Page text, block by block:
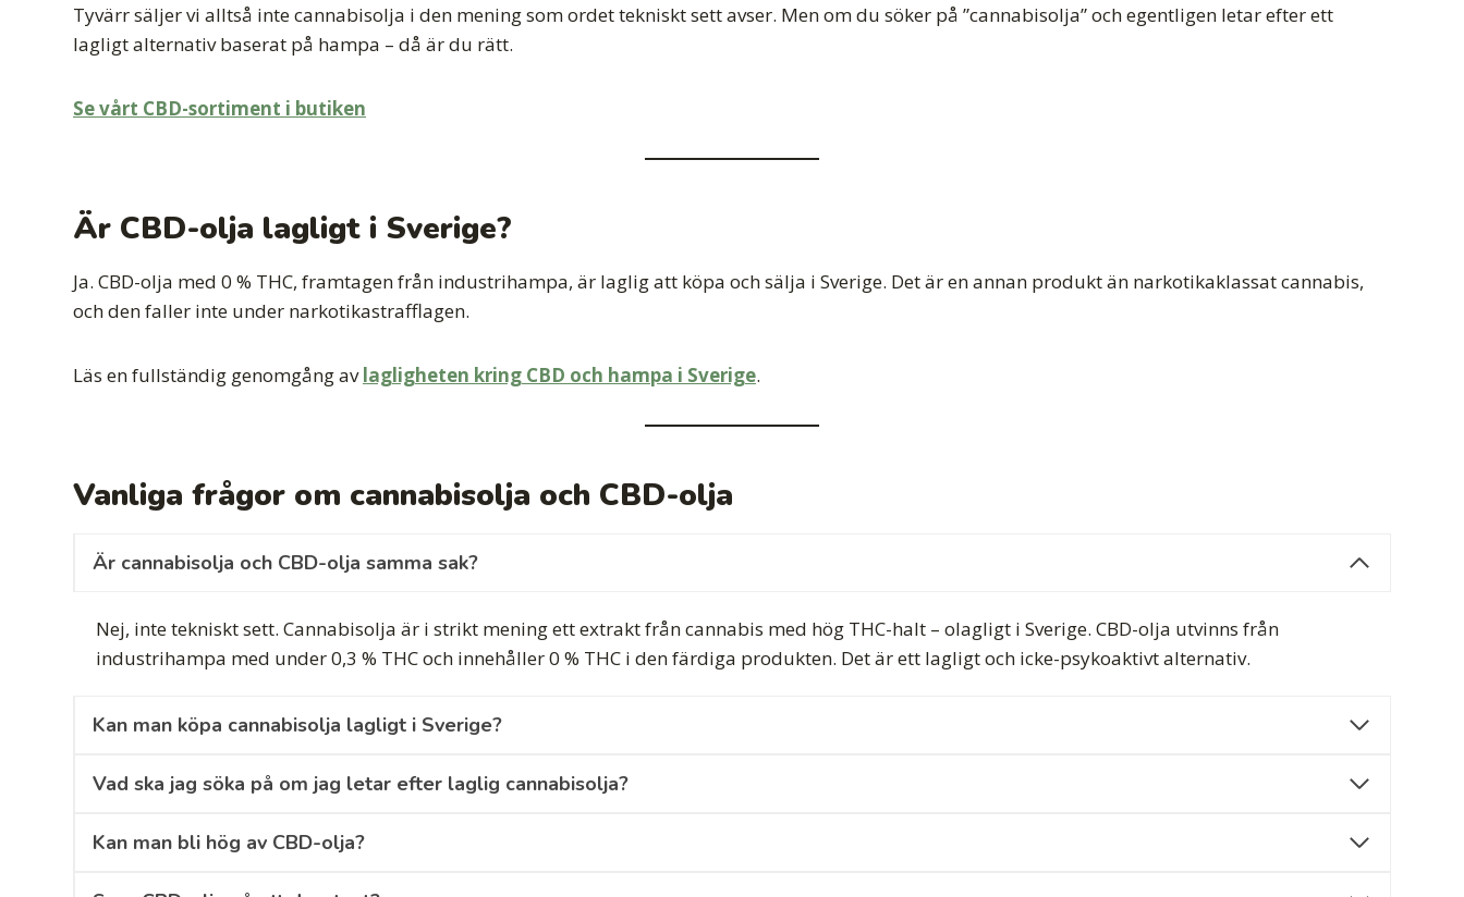
Tyvärr säljer vi alltså inte cannabisolja i den mening som ordet tekniskt sett avser. Men om du söker på ”cannabisolja” och egentligen letar efter ett
lagligt alternativ baserat på hampa – då är du rätt.
Se vårt CBD-sortiment i butiken
Är CBD-olja lagligt i Sverige?
Ja. CBD-olja med 0 % THC, framtagen från industrihampa, är laglig att köpa och sälja i Sverige. Det är en annan produkt än narkotikaklassat cannabis,
och den faller inte under narkotikastrafflagen.
Läs en fullständig genomgång avlagligheten kring CBD och hampa i Sverige.
Vanliga frågor om cannabisolja och CBD-olja
Är cannabisolja och CBD-olja samma sak?
Nej, inte tekniskt sett. Cannabisolja är i strikt mening ett extrakt från cannabis med hög THC-halt – olagligt i Sverige. CBD-olja utvinns från
industrihampa med under 0,3 % THC och innehåller 0 % THC i den färdiga produkten. Det är ett lagligt och icke-psykoaktivt alternativ.
Kan man köpa cannabisolja lagligt i Sverige?
Vad ska jag söka på om jag letar efter laglig cannabisolja?
Kan man bli hög av CBD-olja?